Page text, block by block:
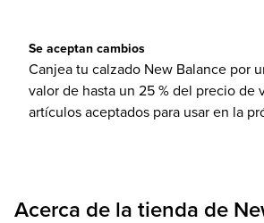
Se aceptan cambios
Canjea tu calzado New Balance por
valor de hasta un 25 % del precio de
artículos aceptados para usar en la
Acerca de la tienda de